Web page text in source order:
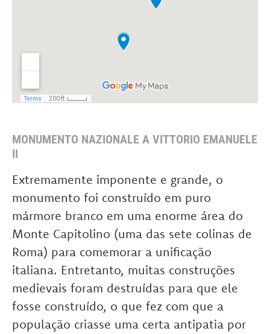
MONUMENTO NAZIONALE A VITTORIO EMANUELE
II
Extremamente imponente e grande, o
monumento foi construído em puro
mármore branco em uma enorme área do
Monte Capitolino (uma das sete colinas de
Roma) para comemorar a unificação
italiana. Entretanto, muitas construções
medievais foram destruídas para que ele
fosse construído, o que fez com que a
população criasse uma certa antipatia por